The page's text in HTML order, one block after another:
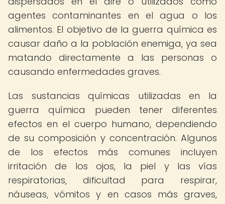
agentes contaminantes en el agua o los
alimentos. El objetivo de la guerra química es
causar daño a la población enemiga, ya sea
matando directamente a las personas o
causando enfermedades graves.
Las sustancias químicas utilizadas en la
guerra química pueden tener diferentes
efectos en el cuerpo humano, dependiendo
de su composición y concentración. Algunos
de los efectos más comunes incluyen
irritación de los ojos, la piel y las vías
respiratorias, dificultad para respirar,
náuseas, vómitos y en casos más graves,